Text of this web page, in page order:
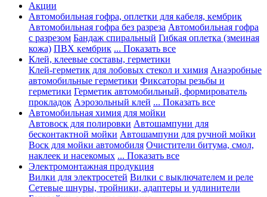
Акции
Автомобильная гофра, оплетки для кабеля, кембрик
Автомобильная гофра без разреза Автомобильная гофра
с разрезом Бандаж спиральный Гибкая оплетка (змеиная
кожа) ПВХ кембрик ... Показать все
Клей, клеевые составы, герметики
Клей-герметик для лобовых стекол и химия Анаэробные
автомобильные герметики Фиксаторы резьбы и
герметики Герметик автомобильный, формирователь
прокладок Аэрозольный клей ... Показать все
Автомобильная химия для мойки
Автовоск для полировки Автошампуни для
бесконтактной мойки Автошампуни для ручной мойки
Воск для мойки автомобиля Очистители битума, смол,
наклеек и насекомых ... Показать все
Электромонтажная продукция
Вилки для электросетей Вилки с выключателем и реле
Сетевые шнуры, тройники, адаптеры и удлинители